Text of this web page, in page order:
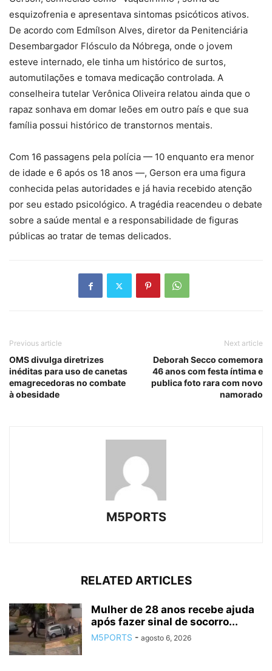
esquizofrenia e apresentava sintomas psicóticos ativos.
De acordo com Edmílson Alves, diretor da Penitenciária
Desembargador Flósculo da Nóbrega, onde o jovem
esteve internado, ele tinha um histórico de surtos,
automutilações e tomava medicação controlada. A
conselheira tutelar Verônica Oliveira relatou ainda que o
rapaz sonhava em domar leões em outro país e que sua
família possui histórico de transtornos mentais.
Com 16 passagens pela polícia — 10 enquanto era menor
de idade e 6 após os 18 anos —, Gerson era uma figura
conhecida pelas autoridades e já havia recebido atenção
por seu estado psicológico. A tragédia reacendeu o debate
sobre a saúde mental e a responsabilidade de figuras
públicas ao tratar de temas delicados.
Previous article
OMS divulga diretrizes
inéditas para uso de canetas
emagrecedoras no combate
à obesidade
Next article
Deborah Secco comemora
46 anos com festa íntima e
publica foto rara com novo
namorado
M5PORTS
RELATED ARTICLES
Mulher de 28 anos recebe ajuda
após fazer sinal de socorro...
M5PORTS - agosto 6, 2026